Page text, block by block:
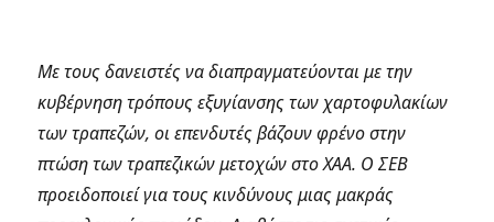
Με τους δανειστές να διαπραγματεύονται με την
κυβέρνηση τρόπους εξυγίανσης των χαρτοφυλακίων
των τραπεζών, οι επενδυτές βάζουν φρένο στην
πτώση των τραπεζικών μετοχών στο ΧΑΑ. Ο ΣΕΒ
προειδοποιεί για τους κινδύνους μιας μακράς